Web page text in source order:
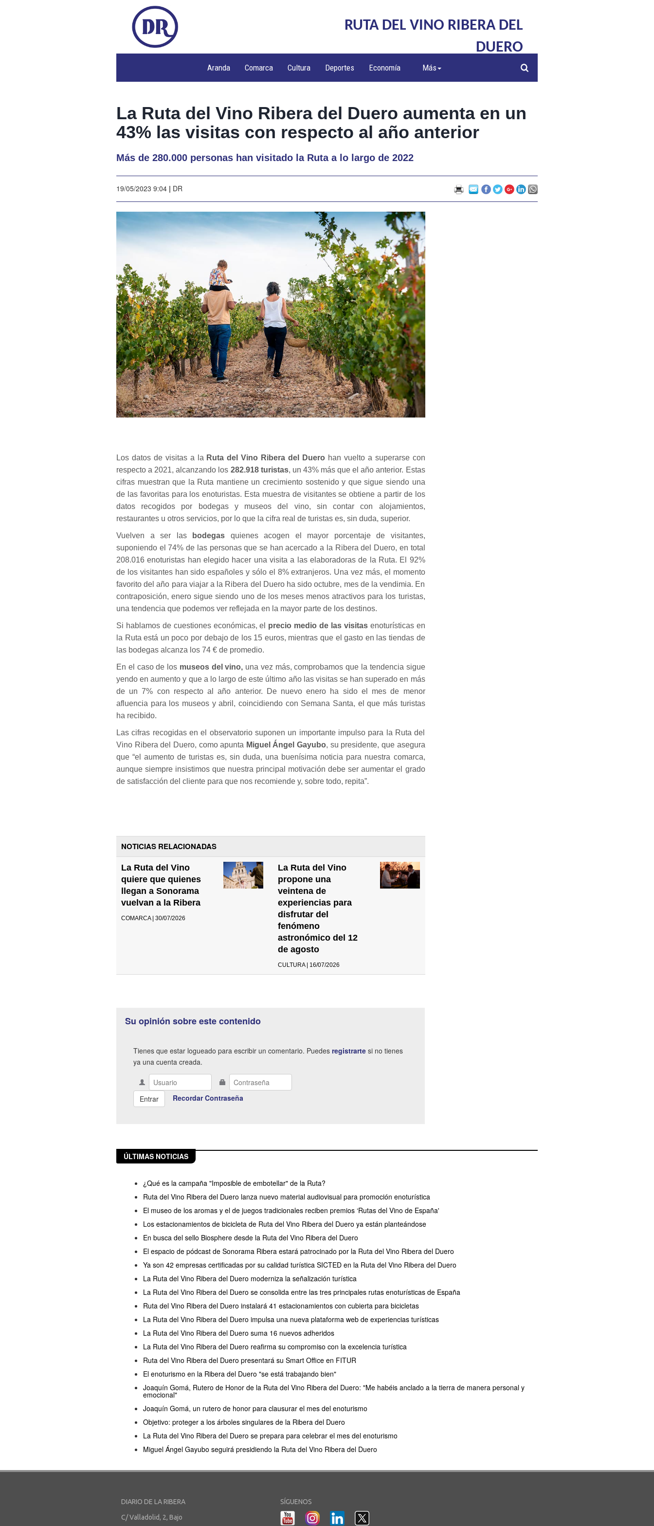
RUTA DEL VINO RIBERA DEL
DUERO
Aranda Comarca Cultura Deportes Economía Más
La Ruta del Vino Ribera del Duero aumenta en un
43% las visitas con respecto al año anterior
Más de 280.000 personas han visitado la Ruta a lo largo de 2022
19/05/2023 9:04 | DR
Los datos de visitas a la Ruta del Vino Ribera del Duero han vuelto a superarse con
respecto a 2021, alcanzando los 282.918 turistas, un 43% más que el año anterior. Estas
cifras muestran que la Ruta mantiene un crecimiento sostenido y que sigue siendo una
de las favoritas para los enoturistas. Esta muestra de visitantes se obtiene a partir de los
datos recogidos por bodegas y museos del vino, sin contar con alojamientos,
restaurantes u otros servicios, por lo que la cifra real de turistas es, sin duda, superior.
Vuelven a ser las bodegas quienes acogen el mayor porcentaje de visitantes,
suponiendo el 74% de las personas que se han acercado a la Ribera del Duero, en total
208.016 enoturistas han elegido hacer una visita a las elaboradoras de la Ruta. El 92%
de los visitantes han sido españoles y sólo el 8% extranjeros. Una vez más, el momento
favorito del año para viajar a la Ribera del Duero ha sido octubre, mes de la vendimia. En
contraposición, enero sigue siendo uno de los meses menos atractivos para los turistas,
una tendencia que podemos ver reflejada en la mayor parte de los destinos.
Si hablamos de cuestiones económicas, el precio medio de las visitas enoturísticas en
la Ruta está un poco por debajo de los 15 euros, mientras que el gasto en las tiendas de
las bodegas alcanza los 74 € de promedio.
En el caso de los museos del vino, una vez más, comprobamos que la tendencia sigue
yendo en aumento y que a lo largo de este último año las visitas se han superado en más
de un 7% con respecto al año anterior. De nuevo enero ha sido el mes de menor
afluencia para los museos y abril, coincidiendo con Semana Santa, el que más turistas
ha recibido.
Las cifras recogidas en el observatorio suponen un importante impulso para la Ruta del
Vino Ribera del Duero, como apunta Miguel Ángel Gayubo, su presidente, que asegura
que “el aumento de turistas es, sin duda, una buenísima noticia para nuestra comarca,
aunque siempre insistimos que nuestra principal motivación debe ser aumentar el grado
de satisfacción del cliente para que nos recomiende y, sobre todo, repita”.
NOTICIAS RELACIONADAS
La Ruta del Vino
quiere que quienes
llegan a Sonorama
vuelvan a la Ribera
COMARCA | 30/07/2026
La Ruta del Vino
propone una
veintena de
experiencias para
disfrutar del
fenómeno
astronómico del 12
de agosto
CULTURA | 16/07/2026
Su opinión sobre este contenido
Tienes que estar logueado para escribir un comentario. Puedes registrarte si no tienes
ya una cuenta creada.
Recordar Contraseña
ÚLTIMAS NOTICIAS
¿Qué es la campaña "Imposible de embotellar" de la Ruta?
Ruta del Vino Ribera del Duero lanza nuevo material audiovisual para promoción enoturística
El museo de los aromas y el de juegos tradicionales reciben premios ‘Rutas del Vino de España'
Los estacionamientos de bicicleta de Ruta del Vino Ribera del Duero ya están planteándose
En busca del sello Biosphere desde la Ruta del Vino Ribera del Duero
El espacio de pódcast de Sonorama Ribera estará patrocinado por la Ruta del Vino Ribera del Duero
Ya son 42 empresas certificadas por su calidad turística SICTED en la Ruta del Vino Ribera del Duero
La Ruta del Vino Ribera del Duero moderniza la señalización turística
La Ruta del Vino Ribera del Duero se consolida entre las tres principales rutas enoturísticas de España
Ruta del Vino Ribera del Duero instalará 41 estacionamientos con cubierta para bicicletas
La Ruta del Vino Ribera del Duero impulsa una nueva plataforma web de experiencias turísticas
La Ruta del Vino Ribera del Duero suma 16 nuevos adheridos
La Ruta del Vino Ribera del Duero reafirma su compromiso con la excelencia turística
Ruta del Vino Ribera del Duero presentará su Smart Office en FITUR
El enoturismo en la Ribera del Duero "se está trabajando bien"
Joaquín Gomá, Rutero de Honor de la Ruta del Vino Ribera del Duero: "Me habéis anclado a la tierra de manera personal y
emocional"
Joaquín Gomá, un rutero de honor para clausurar el mes del enoturismo
Objetivo: proteger a los árboles singulares de la Ribera del Duero
La Ruta del Vino Ribera del Duero se prepara para celebrar el mes del enoturismo
Miguel Ángel Gayubo seguirá presidiendo la Ruta del Vino Ribera del Duero
DIARIO DE LA RIBERA
C/ Valladolid, 2, Bajo
SÍGUENOS